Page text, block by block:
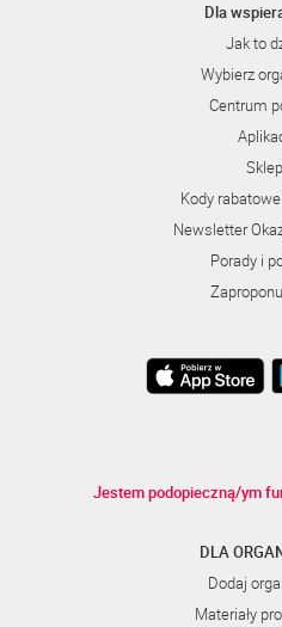
Dla
Jak to
Wybierz
Centrum
Kody
Newsletter
Porady i
Jestem podopieczną/ym
DLA
Dodaj
Materiały